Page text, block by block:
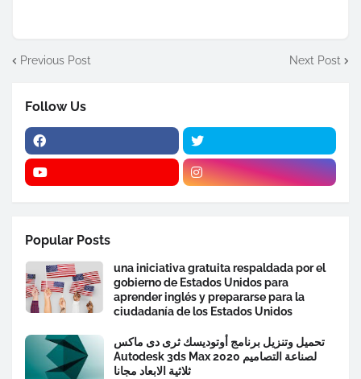
Previous Post Next Post
Follow Us
Popular Posts
una iniciativa gratuita respaldada por el
gobierno de Estados Unidos para
aprender inglés y prepararse para la
ciudadanía de los Estados Unidos
تحميل وتنزيل برنامج أوتوديسك ثرى دى ماكس
Autodesk 3ds Max 2020 لصناعة التصاميم
ثلاثية الابعاد مجانا